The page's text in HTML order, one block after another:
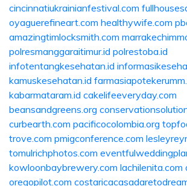
cincinnatiukrainianfestival.com
oyaguerefineart.com healthywife.com
amazingtimlocksmith.com
polresmanggaraitimur.id polrestoba.id
infotentangkesehatan.id
kamuskesehatan.id
kabarmataram.id cakelifeeveryday.com
beansandgreens.org
curbearth.com pacificocolombia.org
trove.com pmigconference.com
tomulrichphotos.com
kowloonbaybrewery.com lachilenita.com
oregopilot.com